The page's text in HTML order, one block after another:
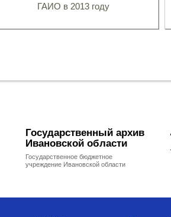
ГАИО в 2013 году
Государственный архив
Ивановской области
Государственное бюджетное
учреждение Ивановской области